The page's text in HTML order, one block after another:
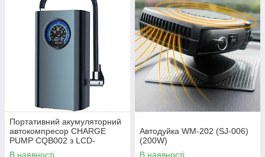
Портативний акумуляторний
автокомпресор CHARGE
PUMP CQB002 з LCD-
дисплеєм і високоточним
В наявності
Автодуйка WM-202 (SJ-006)
(200W)
В наявності